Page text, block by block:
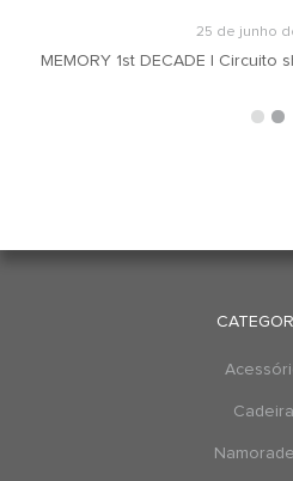
25 de junho
MEMORY 1st DECADE | Circuito